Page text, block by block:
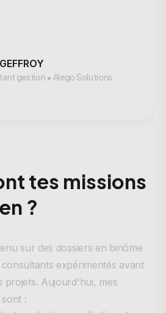
gestion • Alego Solutions
tes missions
?
sur des dossiers en binôme
expérimentés avant
projets. Aujourd'hui, mes
: